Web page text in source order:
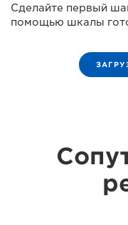
Сделайте первый
помощью шкалы